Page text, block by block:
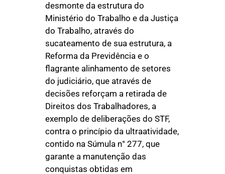
desmonte da estrutura do
Ministério do Trabalho e da Justiça
do Trabalho, através do
sucateamento de sua estrutura, a
Reforma da Previdência e o
flagrante alinhamento de setores
do judiciário, que através de
decisões reforçam a retirada de
Direitos dos Trabalhadores, a
exemplo de deliberações do STF,
contra o princípio da ultraatividade,
contido na Súmula n° 277, que
garante a manutenção das
conquistas obtidas em